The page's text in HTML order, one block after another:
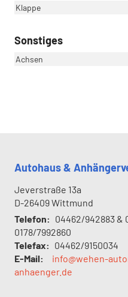
Klappe
Sonstiges
Achsen
Autohaus &
Jeverstraße 13a
D-26409Wittmund
Telefon: 04462/942883 &
0178/7992860
Telefax: 04462/9150034
E-Mail:
info@wehen-
anhaenger.de